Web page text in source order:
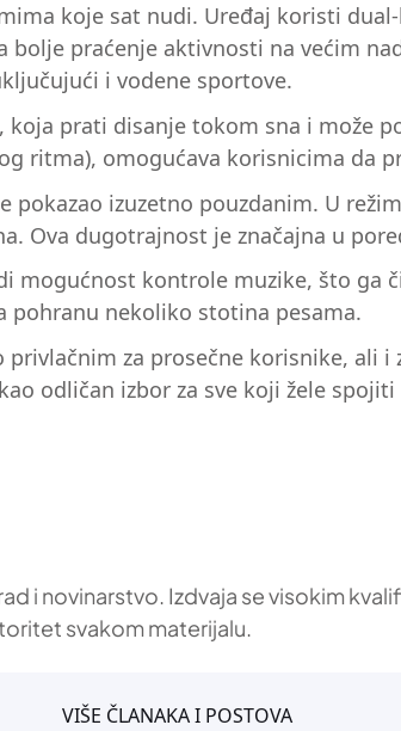
koje sat nudi. Uređaj koristi
praćenje aktivnosti na većim
i vodene sportove.
koja prati disanje tokom sna i
ritma), omogućava korisnicima da
izuzetno pouzdanim. U
Ova dugotrajnost je značajna u
mogućnost kontrole muzike, što
pohranu nekoliko stotina pesama.
za prosečne korisnike, ali
odličan izbor za sve koji žele
i novinarstvo. Izdvaja se visokim
svakom materijalu.
VIŠE ČLANAKA I POSTOVA